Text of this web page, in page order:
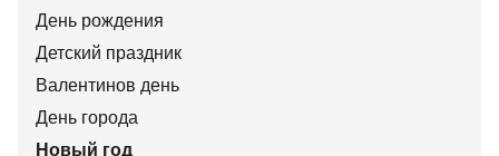
День рождения
Детский праздник
Валентинов день
День города
Новый год